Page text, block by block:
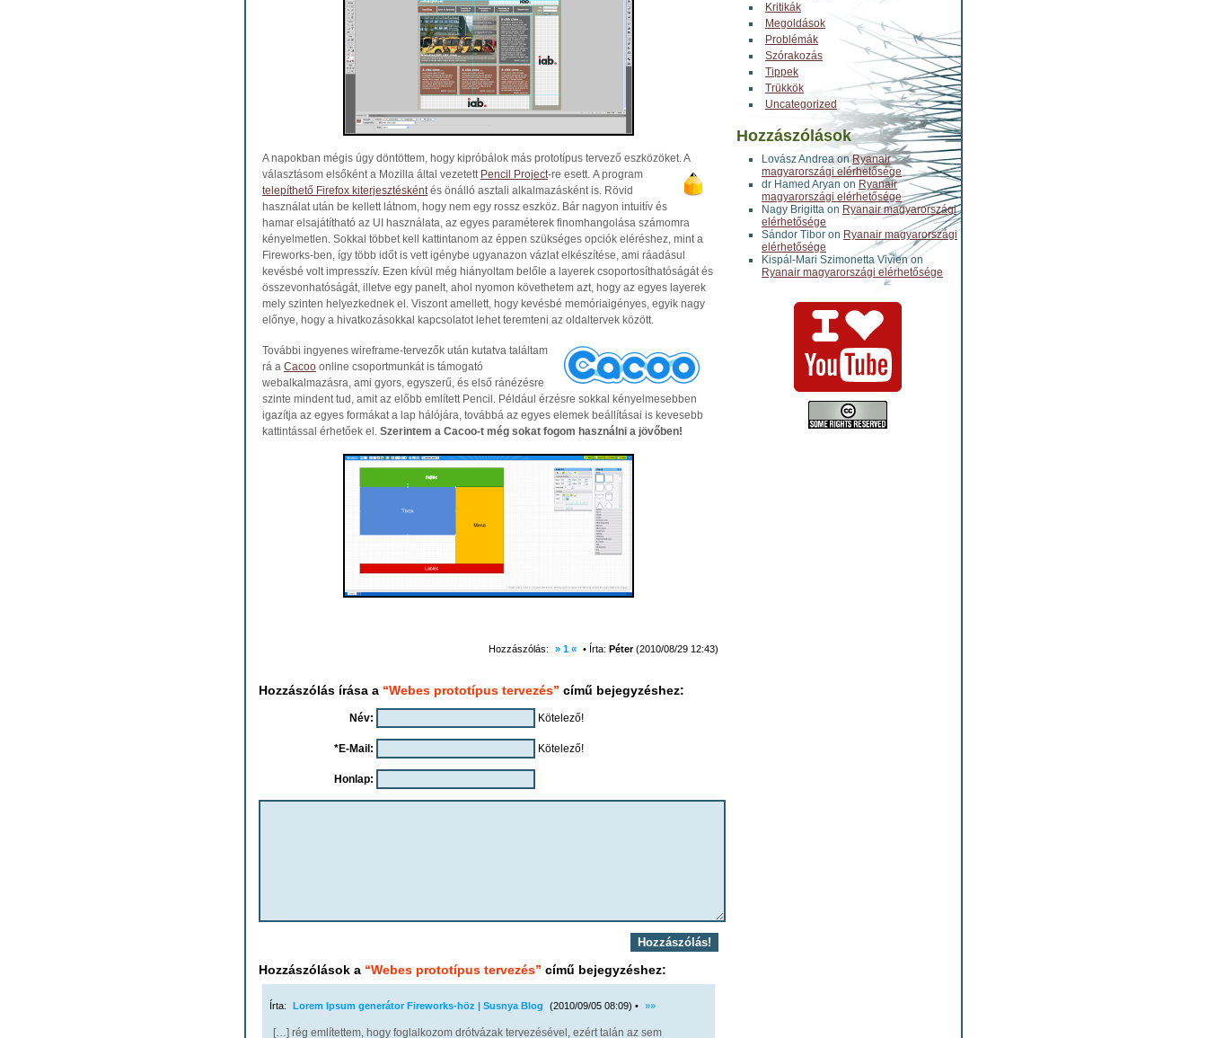
A napokban mégis úgy döntöttem, hogy kipróbálok más prototípus tervező eszközöket. A
választásom elsőként a Mozilla által vezetett Pencil Project-re esett. A program
telepíthető Firefox kiterjesztéskéntés önálló asztali alkalmazásként is. Rövid
használat után be kellett látnom, hogy nem egy rossz eszköz. Bár nagyon intuitív és
hamar elsajátítható az UI használata, az egyes paraméterek finomhangolása számomra
kényelmetlen. Sokkal többet kell kattintanom az éppen szükséges opciók eléréshez, mint a
Fireworks-ben, így több időt is vett igénybe ugyanazon vázlat elkészítése, ami ráadásul
kevésbé volt impresszív. Ezen kívül még hiányoltam belőle a layerek csoportosíthatóságát és
összevonhatóságát, illetve egy panelt, ahol nyomon követhetem azt, hogy az egyes layerek
mely szinten helyezkednek el. Viszont amellett, hogy kevésbé memóriaigényes, egyik nagy
előnye, hogy a hivatkozásokkal kapcsolatot lehet teremteni az oldaltervek között.
További ingyenes wireframe-tervezők után kutatva találtam
rá a Cacoo online csoportmunkát is támogató
webalkalmazásra, ami gyors, egyszerű, és első ránézésre
szinte mindent tud, amit az előbb említett Pencil. Például érzésre sokkal kényelmesebben
igazítja az egyes formákat a lap hálójára, továbbá az egyes elemek beállításai is kevesebb
kattintással érhetőek el. Szerintem a Cacoo-t még sokat fogom használni a jövőben!
Hozzászólás: » 1 « • Írta: Péter(2010/08/29 12:43)
Hozzászólás írása a “Webes prototípus tervezés” című bejegyzéshez:
Név: Kötelező!
*E-Mail: Kötelező!
Honlap:
Hozzászólások a “Webes prototípus tervezés” című bejegyzéshez:
Írta: Lorem Ipsum generátor Fireworks-höz | Susnya Blog (2010/09/05 08:09) • »»
[…] rég említettem, hogy foglalkozom drótvázak tervezésével, ezért talán az sem
Kritikák
Megoldások
Problémák
Szórakozás
Tippek
Trükkök
Uncategorized
Hozzászólások
Lovász Andrea onRyanair
magyarországi elérhetősége
dr Hamed Aryan on Ryanair
magyarországi elérhetősége
Nagy Brigitta on Ryanair magyarországi
elérhetősége
Sándor Tibor on Ryanair magyarországi
elérhetősége
Kispál-Mari Szimonetta Vivienon
Ryanair magyarországi elérhetősége